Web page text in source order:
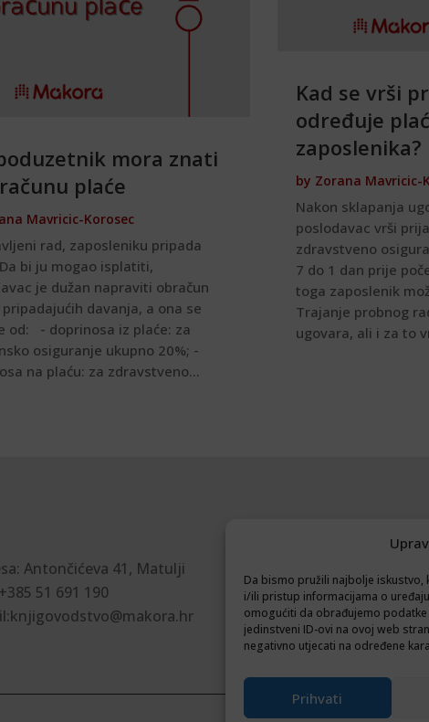
Da bismo pružili najbolje
i/ili pristup informacijama o
omogućiti da obrađujemo
jedinstveni ID-ovi na ovoj web
negativno utjecati na određene
Prihvati
mora znati
plaće
Mavricic-Korosec
rad, zaposleniku pripada
bi ju mogao isplatiti,
je dužan napraviti obračun
pripadajućih davanja, a ona se
od: - doprinosa iz plaće: za
osiguranje ukupno 20%; -
na plaću: za zdravstveno...
Kad se vrši
određuje
zaposlenika?
by Zorana Mavricic-
Nakon sklapanja
poslodavac vrši
zdravstveno
7 do 1 dan prije
toga zaposlenik
Trajanje probnog
ugovara, ali i za to
Antončićeva 41, Matulji
51 691 190
Dokumenti
Pravila privatnosti
Politika kolačića
Follow